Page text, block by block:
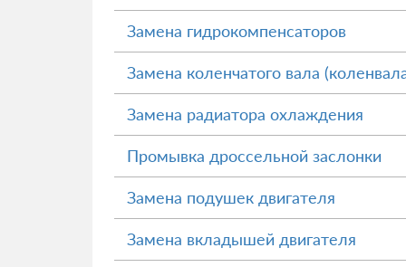
Замена гидрокомпенсаторов
Замена коленчатого вала
Замена радиатора охлаждения
Промывка дроссельной заслонки
Замена подушек двигателя
Замена вкладышей двигателя